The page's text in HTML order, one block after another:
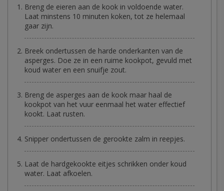
Breng de eieren aan de kook in voldoende water.
Laat minstens 10 minuten koken, tot ze helemaal
gaar zijn.
Breek ondertussen de harde onderkanten van de
asperges. Doe ze in een ruime kookpot, gevuld met
koud water en een snuifje zout.
Breng de asperges aan de kook maar haal de
kookpot van het vuur eenmaal het water effectief
kookt. Laat rusten.
Snipper ondertussen de gerookte zalm in reepjes.
Laat de hardgekookte eitjes schrikken onder koud
water. Laat afkoelen.